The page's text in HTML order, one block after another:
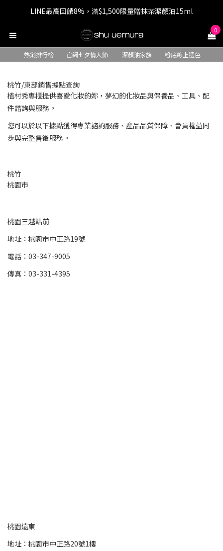
七夕情人節 全站9折，下單享免運+贈$200回購金
LINE最高回饋8%，滿$1,500限量贈抹茶潔顏油15ml
七夕情人節 全站9折，下單享免運+贈$200回購金 0
熱銷排行榜 官網七夕情人節 潔顏油家族 粉底線上選色
桃竹/東部銷售據點查詢
植村秀專櫃提供喜愛化妝的妳，夢幻的化妝品與保養品、工具、配
件諮詢與服務。
您可以於以下據點獲得專業諮詢服務、產品品質保障、會員權益同
步與完整售後服務。
桃竹
桃園市
桃園三越站前
地址：桃園市中正路19號
電話：03-347-9005
傳真：03-331-4395
桃園遠東
地址：桃園市中正路20號1樓